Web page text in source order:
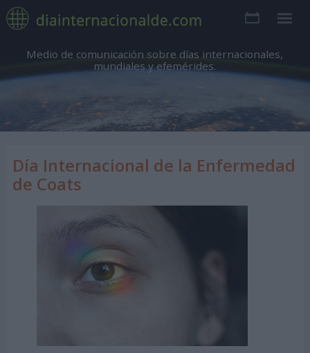
Medio de comunicación sobre días internacionales,
mundiales y efemérides.
Día Internacional de la Enfermedad
de Coats